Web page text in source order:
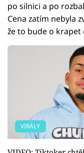
po silnici a po
Cena zatím nebyla
že to bude o krapet
VIRÁLY